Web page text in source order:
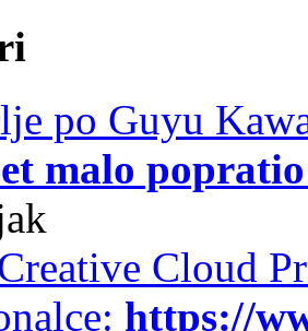
po Guyu
malo
Cloud
https://